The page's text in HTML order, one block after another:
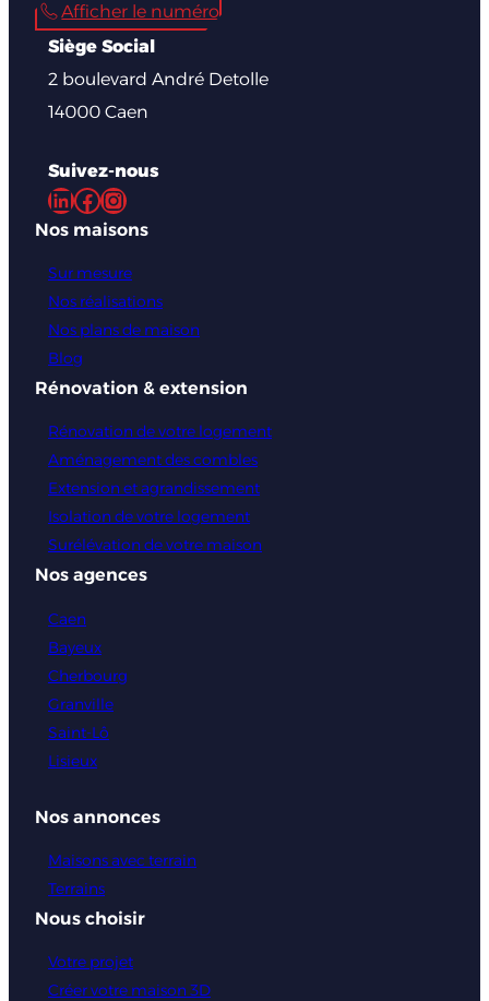
Afficher le numéro
Siège Social
2 boulevard André Detolle
14000 Caen
Suivez-nous
LinkedIn Facebook Instagram
Nos maisons
Sur mesure
Nos réalisations
Nos plans de maison
Blog
Rénovation & extension
Rénovation de votre logement
Aménagement des combles
Extension et agrandissement
Isolation de votre logement
Surélévation de votre maison
Nos agences
Caen
Bayeux
Cherbourg
Granville
Saint-Lô
Lisieux
Nos annonces
Maisons avec terrain
Terrains
Nous choisir
Votre projet
Créer votre maison 3D